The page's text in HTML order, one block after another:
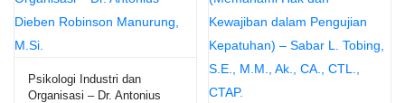
Psikologi Industri dan
Organisasi – Dr. Antonius